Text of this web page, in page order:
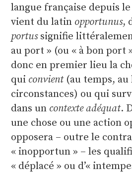
langue française depuis
vient du latin opportunus,
portussignifie
au port » (ou « à bon port
donc en premier lieu la
qui convient(au temps, au
circonstances) ou qui
dans un contexte adéquat.
une chose ou une action
opposera – outre le
« inopportun » – les
« déplacé » ou d’«